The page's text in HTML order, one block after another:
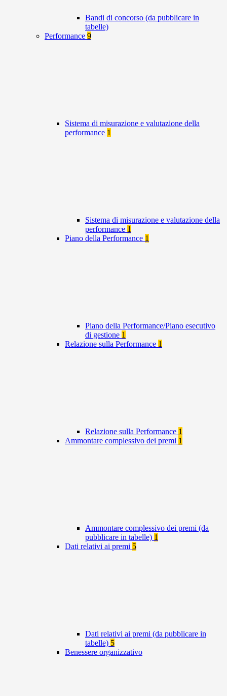
Bandi di concorso (da pubblicare in
tabelle)
Performance 9
Sistema di misurazione e valutazione della
performance 1
Sistema di misurazione e valutazione della
performance 1
Piano della Performance 1
Piano della Performance/Piano esecutivo
di gestione 1
Relazione sulla Performance 1
Relazione sulla Performance 1
Ammontare complessivo dei premi 1
Ammontare complessivo dei premi (da
pubblicare in tabelle) 1
Dati relativi ai premi 5
Dati relativi ai premi (da pubblicare in
tabelle) 5
Benessere organizzativo